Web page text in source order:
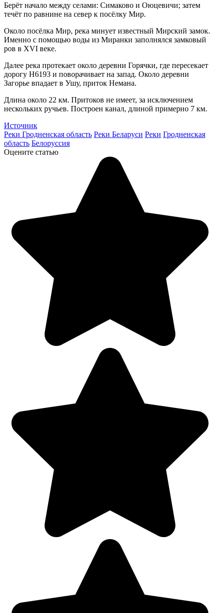
Берёт начало между селами: Симаково и Оюцевичи; затем
течёт по равнине на север к посёлку Мир.
Около посёлка Мир, река минует известный Мирский замок.
Именно с помощью воды из Миранки заполнялся замковый
ров в XVI веке.
Далее река протекает около деревни Горячки, где пересекает
дорогу H6193 и поворачивает на запад. Около деревни
Загорье впадает в Ушу, приток Немана.
Длина около 22 км. Притоков не имеет, за исключением
нескольких ручьев. Построен канал, длиной примерно 7 км.
Источник
Реки Гродненская область Реки Беларуси Реки Гродненская
область Белоруссия
Оцените статью